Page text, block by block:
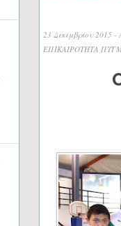
23 Δεκεμβρίου 2015 -
ΕΠΙΚΑΙΡΟΤΗΤΑ